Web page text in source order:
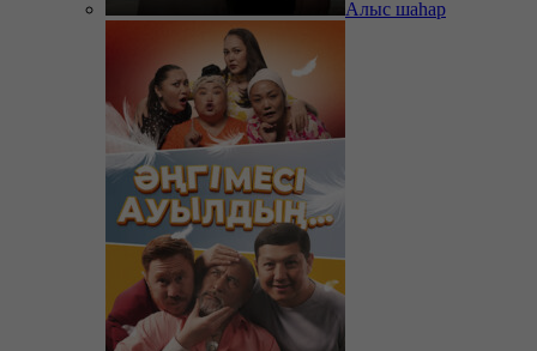
Алыс шаһар